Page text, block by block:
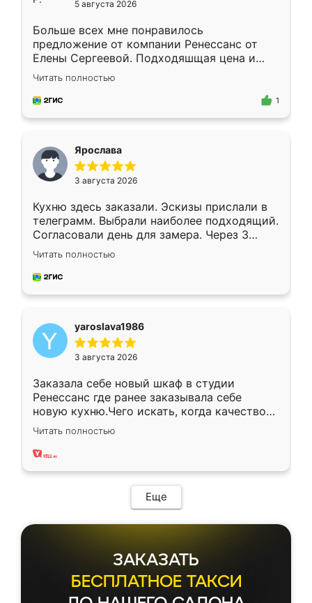
5 августа 2026
Больше всех мне понравилось
предложение от компании Ренессанс от
Елены Сергеевой. Подходяшщая цена и
короткие сроки изготовления. Приехавший
для замера сотрудник Владислав
предложил по моему эскизу самый
Читать полностью
1
Ярослава
3 августа 2026
Кухню здесь заказали. Эскизы прислали в
телеграмм. Выбрали наиболее подходящий.
Согласовали день для замера. Через 3
недели кухня была уже готова. Остались
довольны работой. Спасибо Ренессанс
мебель за качественную работу!
Читать полностью
yaroslava1986
3 августа 2026
Заказала себе новый шкаф в студии
Ренессанс где ранее заказывала себе
новую кухню.Чего искать, когда качеством
вполне довольна. Служит кухня уже почти
два года, нареканий нет.
Читать полностью
Еще
ЗАКАЗАТЬ
БЕСПЛАТНОЕ ТАКСИ